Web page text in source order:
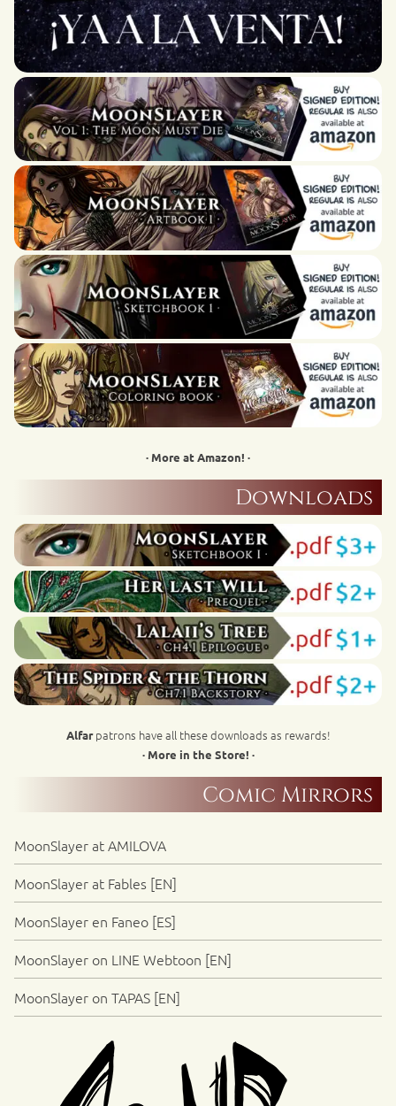
· More at Amazon! ·
Downloads
Alfarpatrons have all these downloads as rewards!
· More in the Store! ·
Comic Mirrors
MoonSlayer at AMILOVA
MoonSlayer at Fables [EN]
MoonSlayer en Faneo [ES]
MoonSlayer on LINE Webtoon [EN]
MoonSlayer on TAPAS [EN]